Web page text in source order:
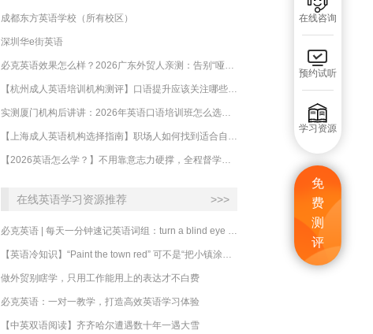
在线咨询

预约试听

学习资源
免
费
测
评
成都东方英语学校（所有校区）
深圳华e街英语
在线英语学习资源推荐 >>>
做外贸别瞎学，只用工作能用上的表达才不白费
必克英语：一对一教学，打造高效英语学习体验
【中英双语阅读】齐齐哈尔遭遇数十年一遇大雪